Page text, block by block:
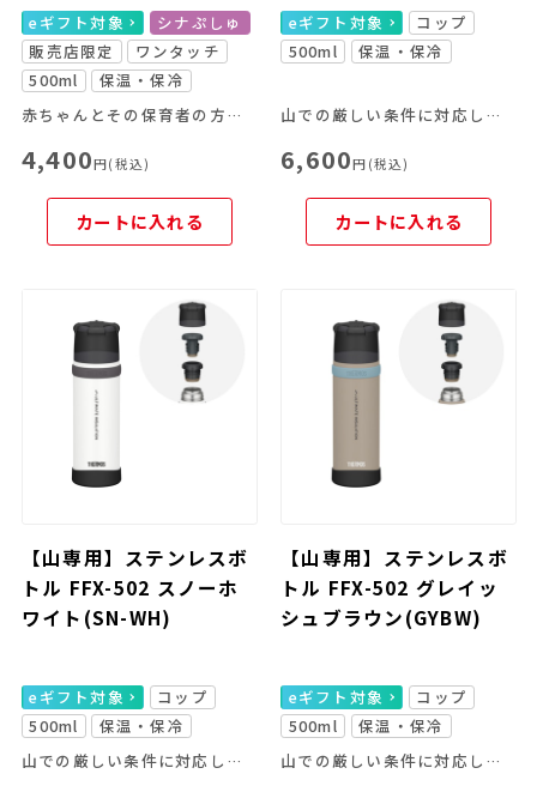
eギフト対象
シナぷしゅ
販売店限定
ワンタッチ
500ml
保温・保冷
赤ちゃんとその保育者の方の日常を楽しいデザインでサポートする、販売店限定アイテムです。
4,400円(税込)
カートに入れる
eギフト対象
コップ
500ml
保温・保冷
山での厳しい条件に対応した「山専用」
6,600円(税込)
カートに入れる
【山専用】ステンレスボ
トル FFX-502 スノーホ
ワイト(SN-WH)
eギフト対象
コップ
500ml
保温・保冷
山での厳しい条件に対応した「山専用」
【山専用】ステンレスボ
トル FFX-502 グレイッ
シュブラウン(GYBW)
eギフト対象
コップ
500ml
保温・保冷
山での厳しい条件に対応した「山専用」